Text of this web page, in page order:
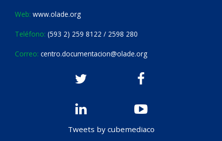
Web: www.olade.org
Teléfono: (593 2) 259 8122 / 2598 280
Correo: centro.documentacion@olade.org
Tweets by cubemediaco